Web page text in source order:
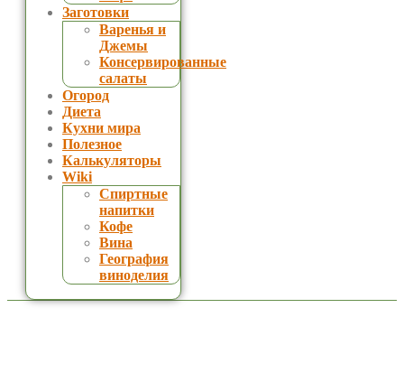
Заготовки
Варенья и
Джемы
Консервированные
салаты
Огород
Диета
Кухни мира
Полезное
Калькуляторы
Wiki
Спиртные
напитки
Кофе
Вина
География
виноделия